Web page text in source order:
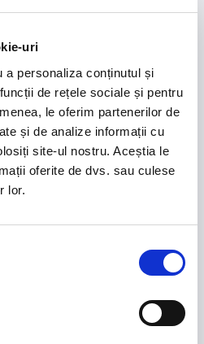
uri
a personaliza conținutul și
de rețele sociale și pentru
le oferim partenerilor de
și de analize informații cu
site-ul nostru. Aceștia le
oferite de dvs. sau culese
lor.
Romania U21